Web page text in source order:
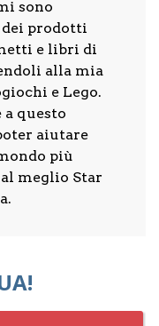
sono
dei prodotti
e libri di
alla mia
e Lego.
questo
aiutare
più
meglio Star